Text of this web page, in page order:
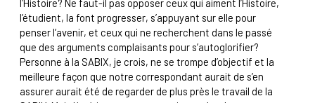
l’Histoire? Ne faut-il pas opposer ceux qui aiment l’Histoire,
l’étudient, la font progresser, s’appuyant sur elle pour
penser l’avenir, et ceux qui ne recherchent dans le passé
que des arguments complaisants pour s’autoglorifier?
Personne à la SABIX, je crois, ne se trompe d’objectif et la
meilleure façon que notre correspondant aurait de s’en
assurer aurait été de regarder de plus près le travail de la